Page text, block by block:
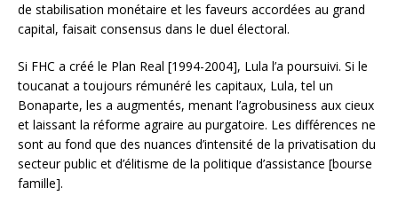
de stabilisation monétaire et les faveurs accordées au grand
capital, faisait consensus dans le duel électoral.
Si FHC a créé le Plan Real [1994-2004], Lula l’a poursuivi. Si le
toucanat a toujours rémunéré les capitaux, Lula, tel un
Bonaparte, les a augmentés, menant l’agrobusiness aux cieux
et laissant la réforme agraire au purgatoire. Les différences ne
sont au fond que des nuances d’intensité de la privatisation du
secteur public et d’élitisme de la politique d’assistance [bourse
famille].